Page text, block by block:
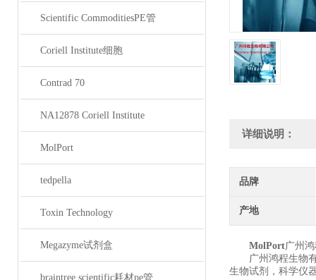
Scientific CommoditiesPE管
Coriell Institute细胞
Contrad 70
NA12878 Coriell Institute
MolPort
tedpella
Toxin Technology
Megazyme试剂盒
braintree scientific耗材pe管
详细说明：
品牌
产地
MolPort广州
广州鸿程生物有
生物试剂，科学仪